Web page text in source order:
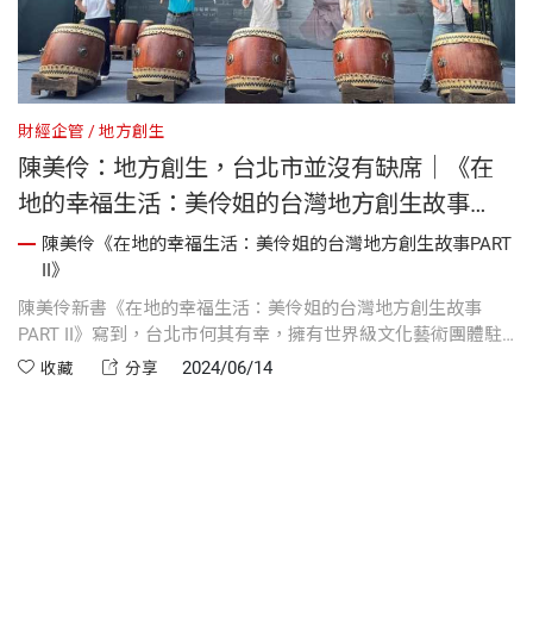
財經企管 地方創生
陳美伶：地方創生，台北市並沒有缺席｜《在
地的幸福生活：美伶姐的台灣地方創生故事
PART II》
陳美伶《在地的幸福生活：美伶姐的台灣地方創生故事PART
II》
陳美伶新書《在地的幸福生活：美伶姐的台灣地方創生故事
PART II》寫到，台北市何其有幸，擁有世界級文化藝術團體駐
點在最需要活絡的文山區，這是非常值得開發的地方創生項
收藏 分享 2024/06/14